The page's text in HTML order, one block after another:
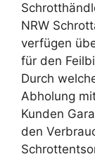
NRW
verfügen
für den
Durch
Abholung
Kunden
den